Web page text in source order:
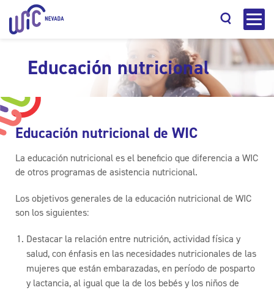
Educación nutricional
Educación nutricional de WIC
La educación nutricional es el beneficio que diferencia a WIC
de otros programas de asistencia nutricional.
Los objetivos generales de la educación nutricional de WIC
son los siguientes:
Destacar la relación entre nutrición, actividad física y
salud, con énfasis en las necesidades nutricionales de las
mujeres que están embarazadas, en período de posparto
y lactancia, al igual que la de los bebés y los niños de